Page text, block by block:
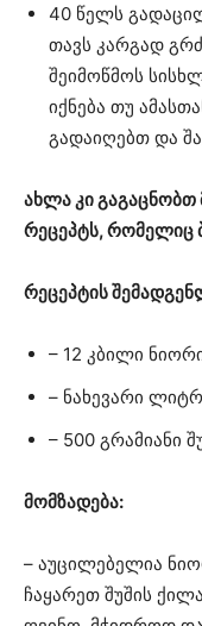
40 წელს
თავს კარგად
შეიმოწმოს
იქნება თუ
გადაიღებთ და
ახლა კი
რეცეპტს, რომელიც
რეცეპტის
– 12 კბილი
– ნახევარი
– 500 გრამიანი
მომზადება:
– აუცილებელია
ჩაყარეთ შუშის